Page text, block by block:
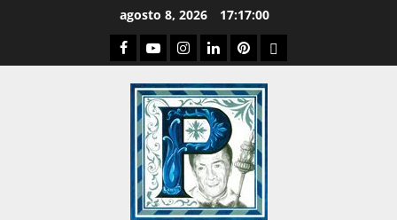
agosto 8, 2026 17:17:02
Facebook
YoutubeInstagram
LinkedPinterestDribbble